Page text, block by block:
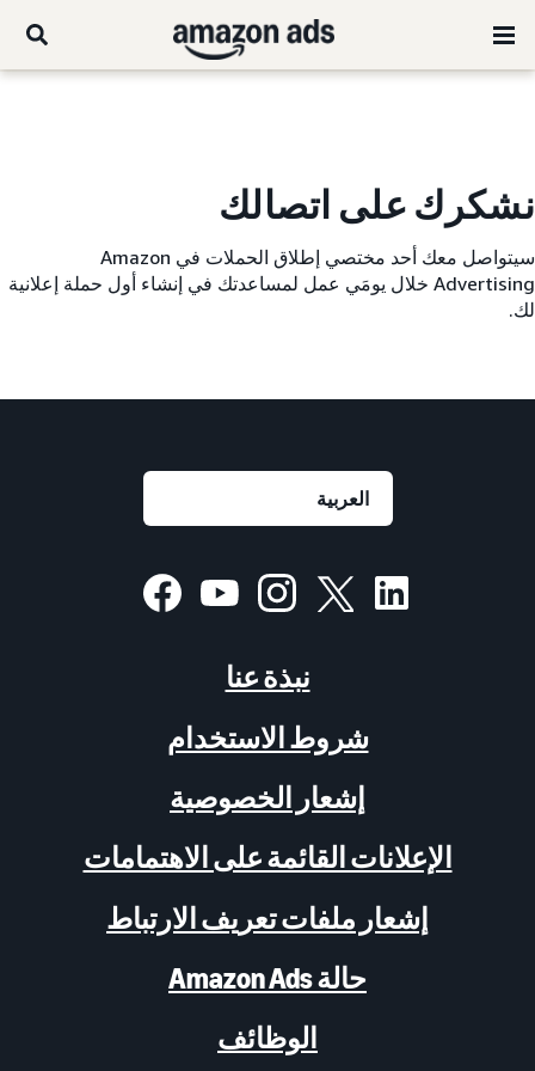
نشكرك على اتصالك
سيتواصل معك أحد مختصي إطلاق الحملات في Amazon
Advertising خلال يومَي عمل لمساعدتك في إنشاء أول حملة إعلانية
لك.
نبذة عنا
شروط الاستخدام
إشعار الخصوصية
الإعلانات القائمة على الاهتمامات
إشعار ملفات تعريف الارتباط
حالة Amazon Ads
الوظائف